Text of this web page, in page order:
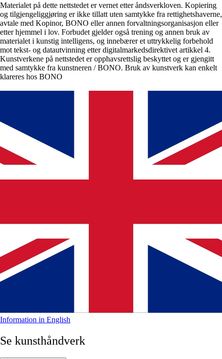
Materialet på dette nettstedet er vernet etter åndsverkloven. Kopiering
og tilgjengeliggjøring er ikke tillatt uten samtykke fra rettighetshaverne,
avtale med Kopinor, BONO eller annen forvaltningsorganisasjon eller
etter hjemmel i lov. Forbudet gjelder også trening og annen bruk av
materialet i kunstig intelligens, og innebærer et uttrykkelig forbehold
mot tekst- og datautvinning etter digitalmarkedsdirektivet artikkel 4.
Kunstverkene på nettstedet er opphavsrettslig beskyttet og er gjengitt
med samtykke fra kunstneren / BONO. Bruk av kunstverk kan enkelt
klareres hos BONO
Information in English
Se kunsthåndverk